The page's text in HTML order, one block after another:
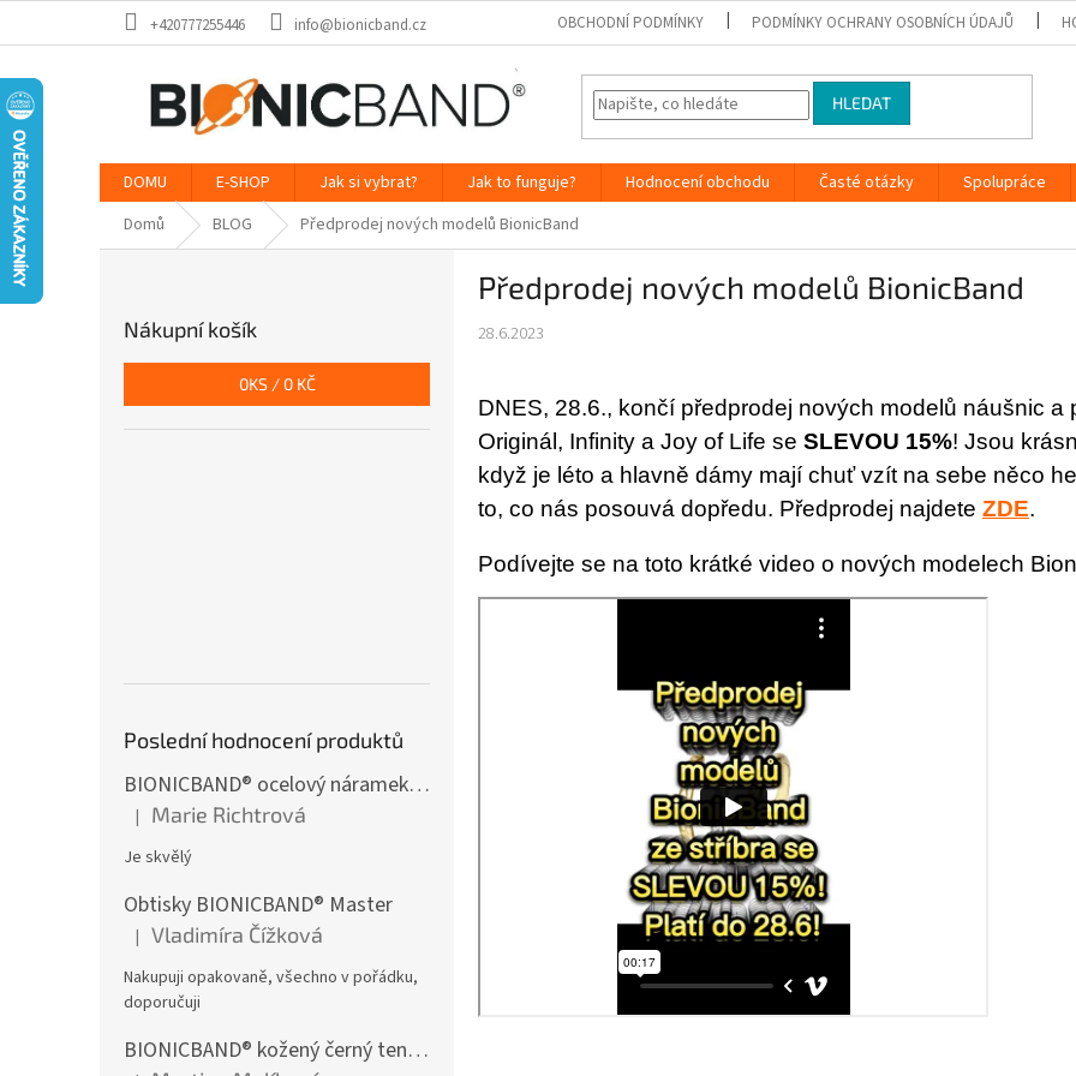
+420777255446 info@bionicband.cz OBCHODNÍ PODMÍNKY PODMÍNKY OCHRANY OSOBNÍCH ÚDAJŮ
HLEDAT
DOMU E-SHOP Jak si vybrat? Jak to funguje? Hodnocení obchodu Časté otázky Spolupráce
Domů
BLOG Předprodej nových modelů BionicBand
Nákupní košík
0KS / 0 KČ
Poslední hodnocení produktů
BIONICBAND® ocelový náramek černý zirkon Fusion
Hodnocení produktu je 5 z 5 hvězdiček.
| Marie Richtrová
Je skvělý
Obtisky BIONICBAND® Master
Hodnocení produktu je 5 z 5 hvězdiček.
| Vladimíra Čížková
Nakupuji opakovaně, všechno v pořádku,
doporučuji
BIONICBAND® kožený černý tenký Infinity
Předprodej nových modelů BionicBand
28.6.2023
DNES, 28.6., končí předprodej nových modelů náušnic
Originál, Infinity a Joy of Life se SLEVOU 15%! Jsou
když je léto a hlavně dámy mají chuť vzít na sebe něco
to, co nás posouvá dopředu. Předprodej najdete ZDE.
Podívejte se na toto krátké video o nových modelech